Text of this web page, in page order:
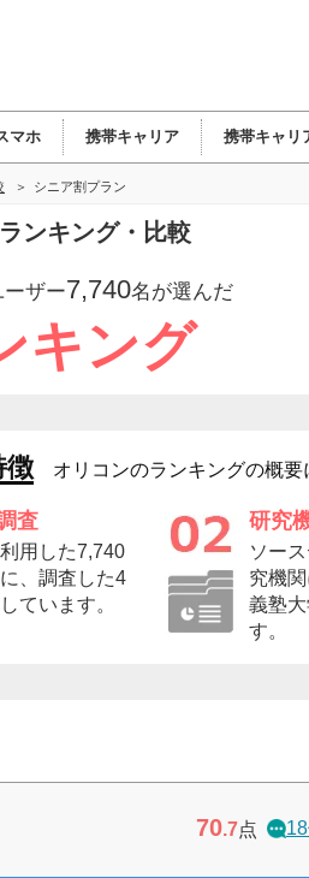
マホ 携帯キャリア 携帯キャリ
シニア割プラン
ンキング・比較
ザー7,740名が選んだ
キング
徴 オリコンのランキングの概要
査
用した7,740
、調査した4
ています。
研究
ソー
究機
義塾大
す。
70.7点